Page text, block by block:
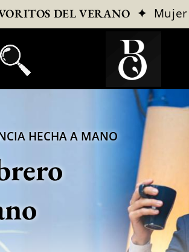
DEL VERANO ✦ Mujer
HECHA A MANO